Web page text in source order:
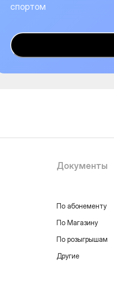
спортом
Документы
По абонементу
По Магазину
По розыгрышам
Другие